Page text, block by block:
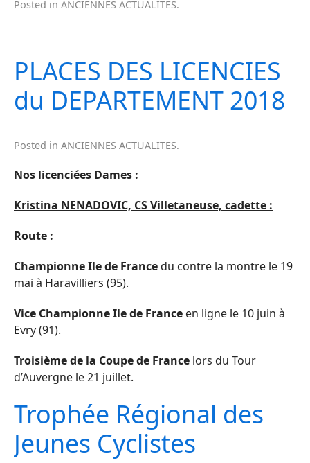
Posted in ANCIENNES ACTUALITES.
PLACES DES LICENCIES
du DEPARTEMENT 2018
Posted in ANCIENNES ACTUALITES.
Nos licenciées Dames :
Kristina NENADOVIC, CS Villetaneuse, cadette :
Route :
Championne Ile de Francedu contre la montre le 19
mai à Haravilliers (95).
Vice Championne Ile de France en ligne le 10 juin à
Evry (91).
Troisième de la Coupe de France lors du Tour
d’Auvergne le 21 juillet.
Trophée Régional des
Jeunes Cyclistes